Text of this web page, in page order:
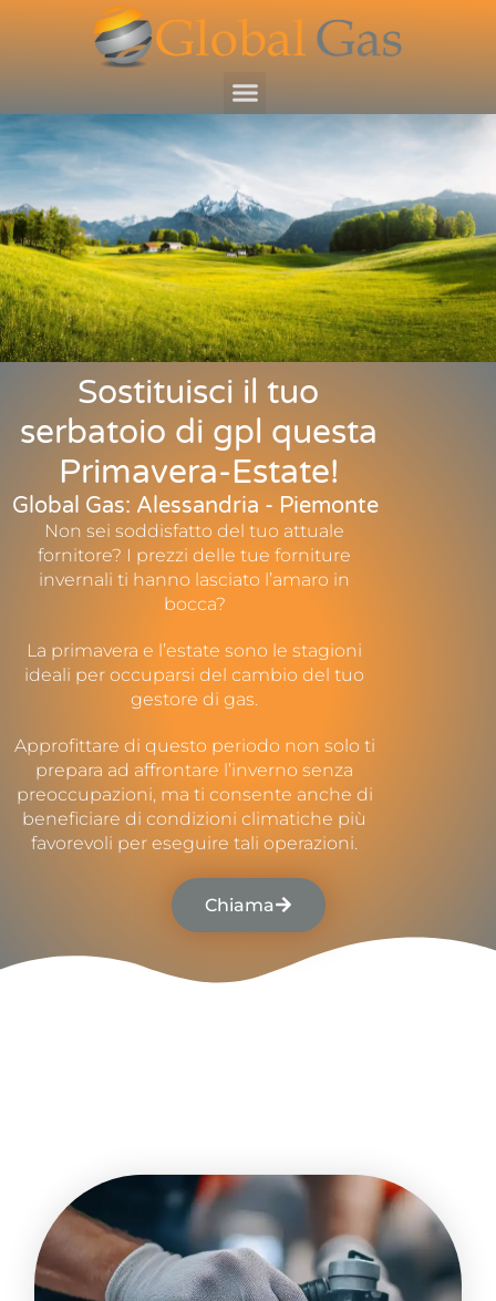
Sostituisci il tuo
serbatoio di gpl questa
Primavera-Estate!
Global Gas: Alessandria - Piemonte
Non sei soddisfatto del tuo attuale
fornitore? I prezzi delle tue forniture
invernali ti hanno lasciato l’amaro in
bocca?
La primavera e l’estate sono le stagioni
ideali per occuparsi del cambio del tuo
gestore di gas.
Approfittare di questo periodo non solo ti
prepara ad affrontare l’inverno senza
preoccupazioni, ma ti consente anche di
beneficiare di condizioni climatiche più
favorevoli per eseguire tali operazioni.
Chiama